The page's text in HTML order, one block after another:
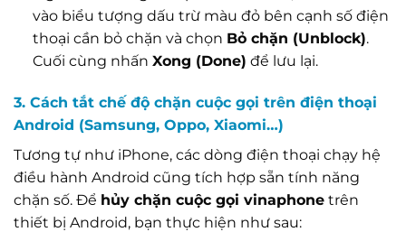
vào biểu tượng dấu trừ màu đỏ bên cạnh số điện
thoại cần bỏ chặn và chọn Bỏ chặn (Unblock).
Cuối cùng nhấn Xong (Done) để lưu lại.
3. Cách tắt chế độ chặn cuộc gọi trên điện thoại
Android (Samsung, Oppo, Xiaomi…)
Tương tự như iPhone, các dòng điện thoại chạy hệ
điều hành Android cũng tích hợp sẵn tính năng
chặn số. Để hủy chặn cuộc gọi vinaphone trên
thiết bị Android, bạn thực hiện như sau: